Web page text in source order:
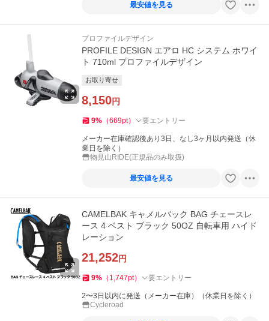
最安値を見る
プロファイルデザイン
PROFILE DESIGN エアロ HC システム ホワイ
ト 710ml プロファイルデザイン
お取り寄せ
8,150円
9% （669pt） 要エントリー
メーカー在庫確認後あり3日、なし3ヶ月以内発送（休
業日を除く）
物見山RIDE(正規品のみ取扱)
最安値を見る
CAMELBAK キャメルバック BAG チェースレ
ース 4 ベスト ブラック 50OZ 自転車用 ハイド
レーション
21,252円
9% （ 1,747pt） 要エントリー
2〜3日以内に発送（メーカー在庫）（休業日を除く）
Cycleroad